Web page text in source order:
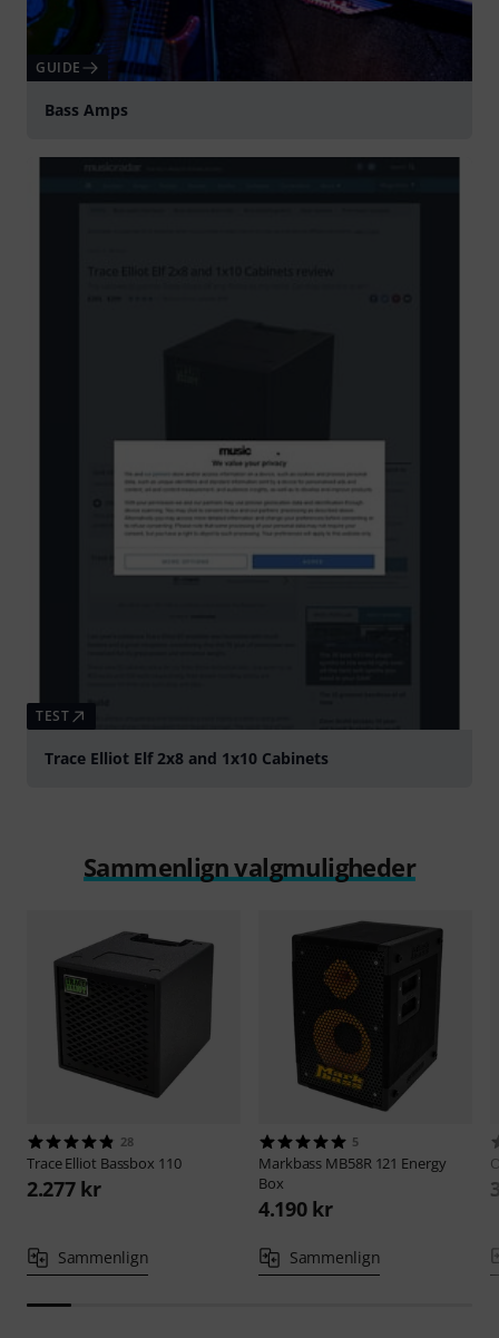
GUIDE
Bass Amps
TEST
Trace Elliot Elf 2x8 and 1x10 Cabinets
Sammenlign valgmuligheder
28
Trace Elliot Bassbox 110
2.277 kr
Sammenlign
5
Markbass MB58R 121 Energy
Box
4.190 kr
Sammenlign